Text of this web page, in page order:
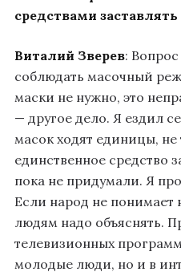
средствами
Виталий Зверев:
соблюдать масочный
маски не нужно, это
— другое дело. Я ездил
масок ходят единицы,
единственное средство
пока не придумали. Я
Если народ не понимает
людям надо объяснять.
телевизионных
молодые люди, но и в